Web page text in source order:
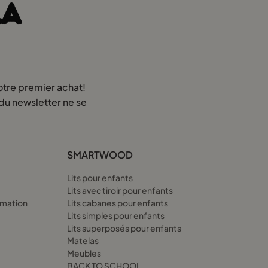
pourrait leur donner l’impression de dormir au sommet des
Sans hésiter, Filip fit appel aux techniciens, qui
d’hôpital. Filip et son équipe mirent tout en œuvre pour
du lit enfant 100x190 parfait. On racontait même aux
premier achat!
newsletter ne se
SMARTWOOD
Lits pour enfants
Lits avec tiroir pour enfants
Lits cabanes pour enfants
Lits simples pour enfants
Lits superposés pour enfants
Matelas
Meubles
BACK TO SCHOOL